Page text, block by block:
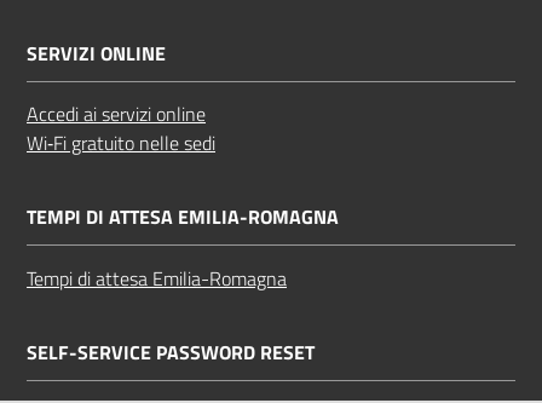
SERVIZI ONLINE
Accedi ai servizi online
Wi‑Fi gratuito nelle sedi
TEMPI DI ATTESA EMILIA-ROMAGNA
Tempi di attesa Emilia-Romagna
SELF-SERVICE PASSWORD RESET